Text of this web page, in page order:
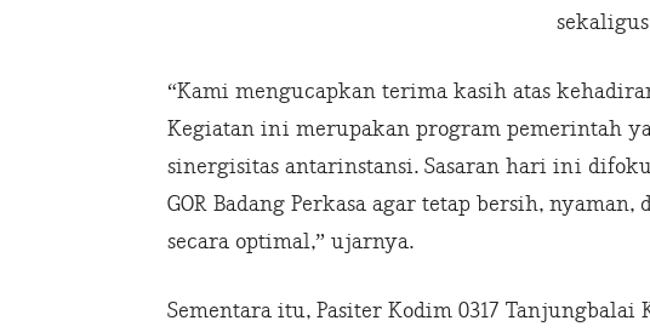
“Kami mengucapkan terima kasih atas
Kegiatan ini merupakan program pemerintah
sinergisitas antarinstansi. Sasaran hari ini
GOR Badang Perkasa agar tetap bersih,
secara optimal,” ujarnya.
Sementara itu, Pasiter Kodim 0317